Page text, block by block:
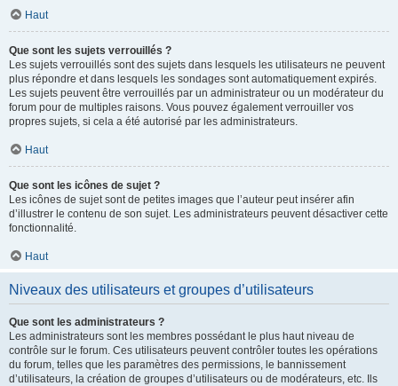
Haut
Que sont les sujets verrouillés ?
Les sujets verrouillés sont des sujets dans lesquels les utilisateurs ne peuvent
plus répondre et dans lesquels les sondages sont automatiquement expirés.
Les sujets peuvent être verrouillés par un administrateur ou un modérateur du
forum pour de multiples raisons. Vous pouvez également verrouiller vos
propres sujets, si cela a été autorisé par les administrateurs.
Haut
Que sont les icônes de sujet ?
Les icônes de sujet sont de petites images que l’auteur peut insérer afin
d’illustrer le contenu de son sujet. Les administrateurs peuvent désactiver cette
fonctionnalité.
Haut
Niveaux des utilisateurs et groupes d’utilisateurs
Que sont les administrateurs ?
Les administrateurs sont les membres possédant le plus haut niveau de
contrôle sur le forum. Ces utilisateurs peuvent contrôler toutes les opérations
du forum, telles que les paramètres des permissions, le bannissement
d’utilisateurs, la création de groupes d’utilisateurs ou de modérateurs, etc. Ils